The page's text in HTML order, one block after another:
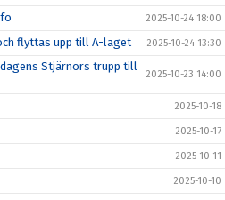
2025-10-24 18:00
flyttas upp till A-laget 2025-10-24 13:30
Stjärnors trupp till
2025-10-23 14:00
2025-10-18
2025-10-17
2025-10-11
2025-10-10